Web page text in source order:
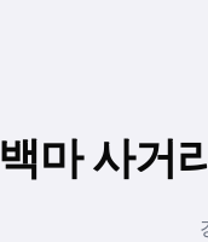
백마 사거